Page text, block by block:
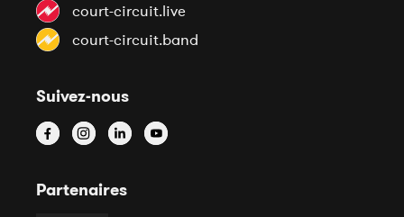
court-circuit.live
court-circuit.band
Suivez-nous
Partenaires